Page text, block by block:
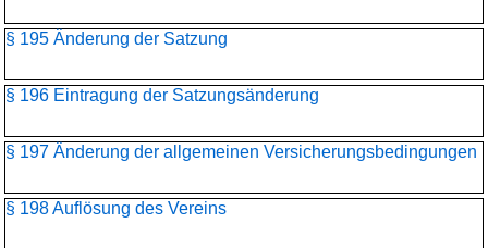
§ 195 Änderung der Satzung
§ 196 Eintragung der Satzungsänderung
§ 197 Änderung der allgemeinen Versicherungsbedingungen
§ 198 Auflösung des Vereins